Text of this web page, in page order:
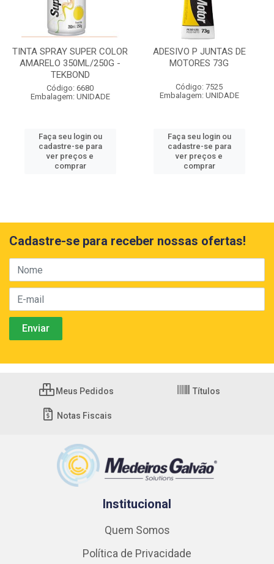
TINTA SPRAY SUPER COLOR
AMARELO 350ML/250G -
TEKBOND
Código: 6680
Embalagem: UNIDADE
Faça seu login ou
cadastre-se para
ver preços e
comprar
ADESIVO P JUNTAS DE
MOTORES 73G
Código: 7525
Embalagem: UNIDADE
Faça seu login ou
cadastre-se para
ver preços e
comprar
Cadastre-se para receber nossas ofertas!
Meus Pedidos Títulos
Notas Fiscais
Institucional
Quem Somos
Política de Privacidade